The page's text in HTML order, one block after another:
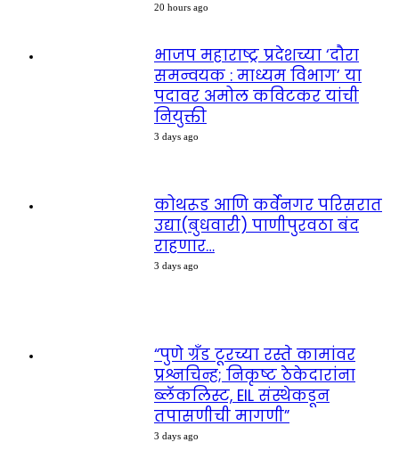
20 hours ago
भाजप महाराष्ट्र प्रदेशच्या ‘दौरा
समन्वयक : माध्यम विभाग’ या
पदावर अमोल कविटकर यांची
नियुक्ती
3 days ago
कोथरूड आणि कर्वेनगर परिसरात
उद्या(बुधवारी) पाणीपुरवठा बंद
राहणार…
3 days ago
“पुणे ग्रँड टूरच्या रस्ते कामांवर
प्रश्नचिन्ह; निकृष्ट ठेकेदारांना
ब्लॅकलिस्ट, EIL संस्थेकडून
तपासणीची मागणी”
3 days ago